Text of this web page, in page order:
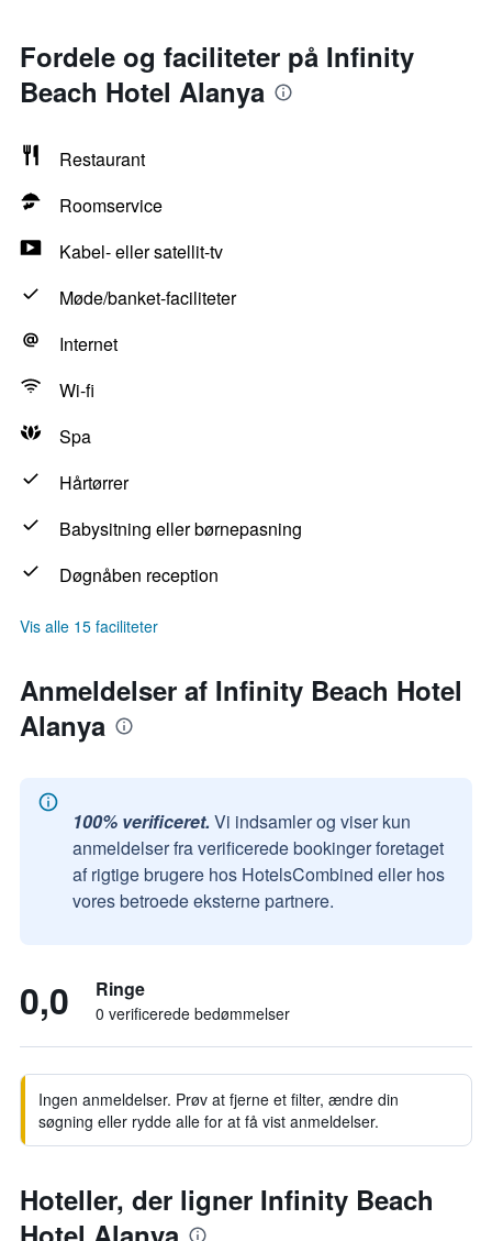
Fordele og faciliteter på Infinity
Beach Hotel Alanya
Restaurant
Roomservice
Kabel- eller satellit-tv
Møde/banket-faciliteter
Internet
Wi-fi
Spa
Hårtørrer
Babysitning eller børnepasning
Døgnåben reception
Vis alle 15 faciliteter
Anmeldelser af Infinity Beach Hotel
Alanya
100% verificeret. Vi indsamler og viser kun
anmeldelser fra verificerede bookinger foretaget
af rigtige brugere hos HotelsCombined eller hos
vores betroede eksterne partnere.
0,0 Ringe
0 verificerede bedømmelser
Ingen anmeldelser. Prøv at fjerne et filter, ændre din
søgning eller rydde alle for at få vist anmeldelser.
Hoteller, der ligner Infinity Beach